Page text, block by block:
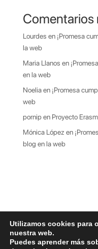
Comentarios
Lourdes en ¡Promesa
la web
Maria Llanos en
en la web
Noeliaen ¡Promesa
web
pornipen Proyecto
Mónica López en
blog en la web
Utilizamos cookies para
nuestra web.
Puedes aprender más